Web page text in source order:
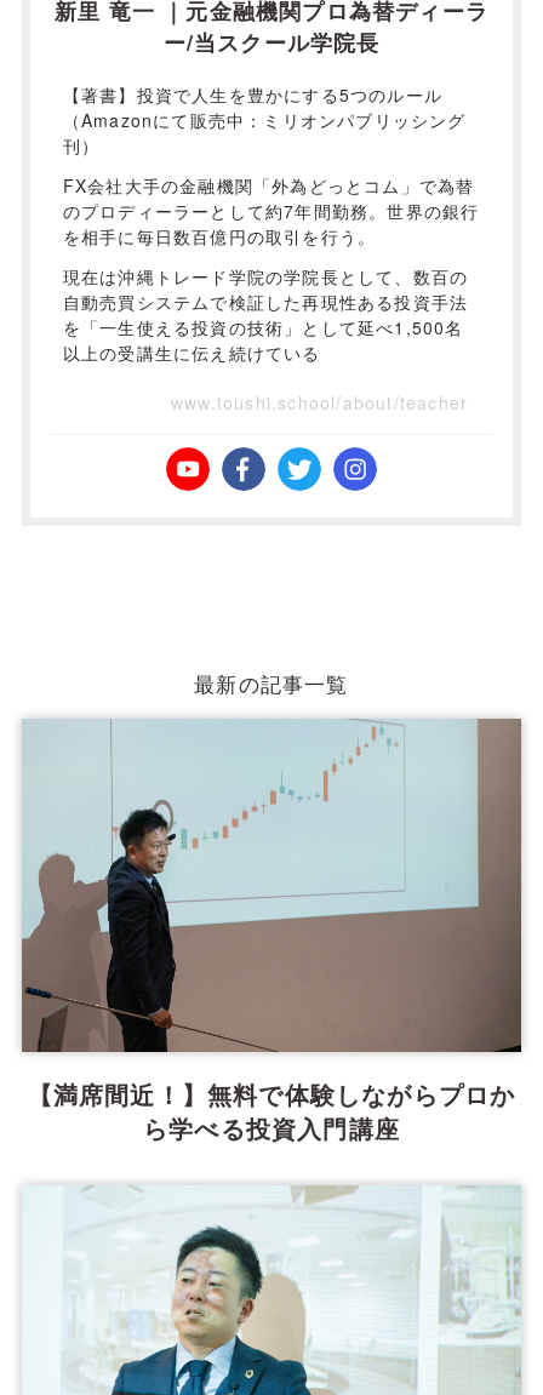
新里 竜一 ｜元金融機関プロ為替ディーラ
ー/当スクール学院長
【著書】投資で人生を豊かにする5つのルール
（Amazonにて販売中：ミリオンパブリッシング
刊）
FX会社大手の金融機関「外為どっとコム」で為替
のプロディーラーとして約7年間勤務。世界の銀行
を相手に毎日数百億円の取引を行う。
現在は沖縄トレード学院の学院長として、数百の
自動売買システムで検証した再現性ある投資手法
を「一生使える投資の技術」として延べ1,500名
以上の受講生に伝え続けている
www.toushi.school/about/teacher
最新の記事一覧
【満席間近！】無料で体験しながらプロか
ら学べる投資入門講座